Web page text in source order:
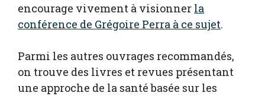
encourage vivement à visionner la
conférence de Grégoire Perra à ce sujet.
Parmi les autres ouvrages recommandés,
on trouve des livres et revues présentant
une approche de la santé basée sur les